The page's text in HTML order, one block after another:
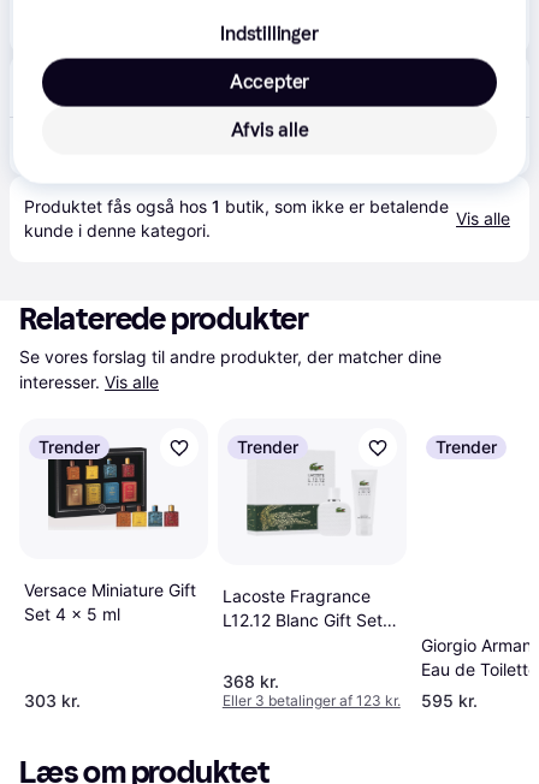
Hugo Boss Gift Set Bottled For Him
Produktet fås også hos 1 butik, som ikke er betalende
kunde i denne kategori.
Vis alle
Relaterede produkter
Se vores forslag til andre produkter, der matcher dine
interesser. Vis alle
Trender
Versace Miniature Gift
Set 4 x 5 ml
303 kr.
Trender
Lacoste Fragrance
L12.12 Blanc Gift Set
368 kr.
Eller 3 betalinger af 123 kr.
Trender
Giorgio
Eau de
Set
595 kr.
Læs om produktet
Indstillinger
Afvis alle
Accepter